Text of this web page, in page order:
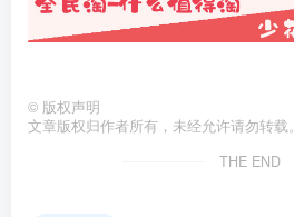
© 版权声明
文章版权归作者所有，未经允许请勿转载。
THE END